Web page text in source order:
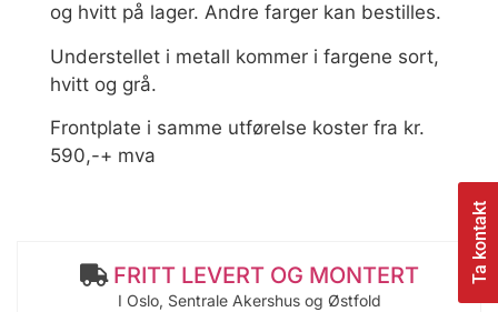
Ta kontakt
og hvitt på lager. Andre farger kan bestilles.
Understellet i metall kommer i fargene sort,
hvitt og grå.
Frontplate i samme utførelse koster fra kr.
590,-+ mva
FRITT LEVERT OG MONTERT
I Oslo, Sentrale Akershus og Østfold